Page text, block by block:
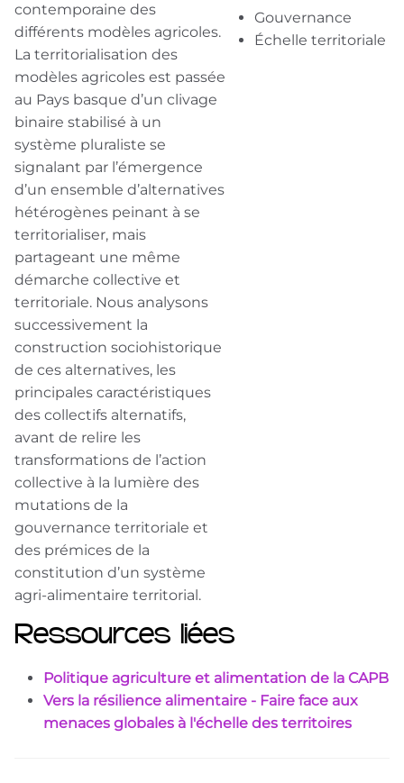
contemporaine des
différents modèles agricoles.
La territorialisation des
modèles agricoles est passée
au Pays basque d’un clivage
binaire stabilisé à un
système pluraliste se
signalant par l’émergence
d’un ensemble d’alternatives
hétérogènes peinant à se
territorialiser, mais
partageant une même
démarche collective et
territoriale. Nous analysons
successivement la
construction sociohistorique
de ces alternatives, les
principales caractéristiques
des collectifs alternatifs,
avant de relire les
transformations de l’action
collective à la lumière des
mutations de la
gouvernance territoriale et
des prémices de la
constitution d’un système
agri-alimentaire territorial.
Gouvernance
Échelle territoriale
Ressources liées
Politique agriculture et alimentation de la CAPB
Vers la résilience alimentaire - Faire face aux
menaces globales à l'échelle des territoires